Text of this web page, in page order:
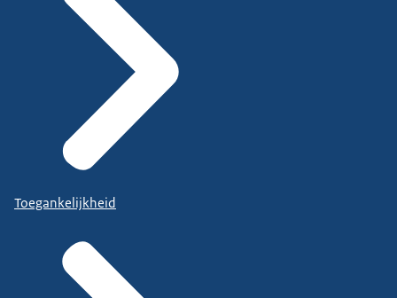
Toegankelijkheid